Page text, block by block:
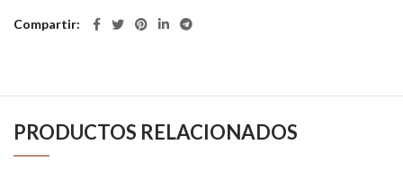
Compartir
PRODUCTOS RELACIONADOS